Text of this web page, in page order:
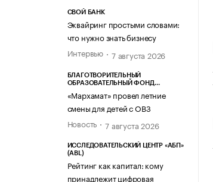
СВОЙ БАНК
Эквайринг простыми словами:
что нужно знать бизнесу
Интервью
7 августа 2026
БЛАГОТВОРИТЕЛЬНЫЙ
ОБРАЗОВАТЕЛЬНЫЙ ФОНД
«Мархамат» провел летние
смены для детей с ОВЗ
Новость
7 августа 2026
ИССЛЕДОВАТЕЛЬСКИЙ ЦЕНТР «АБП»
(ABL)
Рейтинг как капитал: кому
принадлежит цифровая